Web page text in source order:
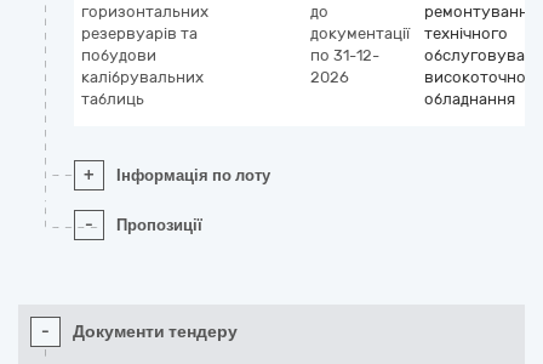
горизонтальних
резервуарів та
побудови
калібрувальних
таблиць
до
документації
по 31-12-
2026
ремонтування і
технічного
високоточного
обладнання
+ Інформація по лоту
- Пропозиції
- Документи тендеру